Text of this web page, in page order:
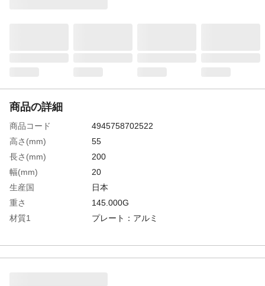
商品の詳細
商品コード
4945758702522
高さ(mm)
55
長さ(mm)
200
幅(mm)
20
生産国
日本
重さ
145.000G
材質1
プレート：アルミ